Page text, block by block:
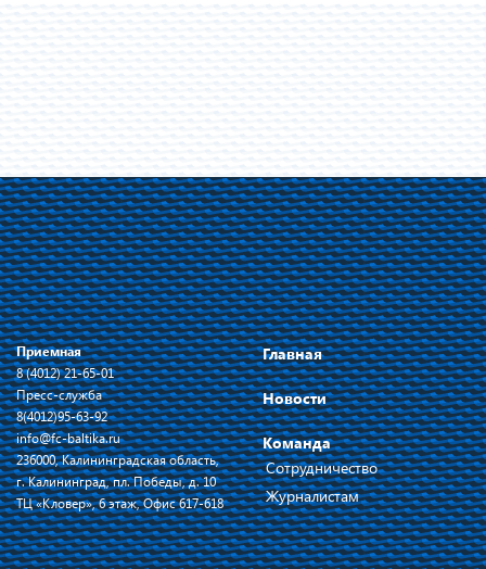
Приемная
8 (4012) 21-65-01
Пресс-служба
8(4012)95-63-92
info@fc-baltika.ru
236000, Калининградская область,
г. Калининград, пл. Победы, д. 10
ТЦ «Кловер», 6 этаж, Офис 617-618
Главная
Новости
Команда
Сотрудничество
Журналистам